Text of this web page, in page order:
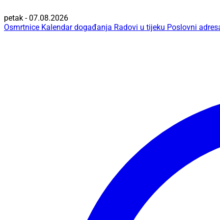
petak - 07.08.2026
Osmrtnice Kalendar događanja Radovi u tijeku Poslovni